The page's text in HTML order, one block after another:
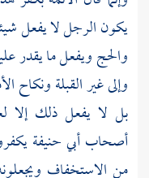
يكون الرجل لا يفعل
والحج ويفعل ما يقدر
وإلى غير القبلة
بل لا يفعل ذلك إلا
أصحابأبي حنيفة
من الاستخفاف